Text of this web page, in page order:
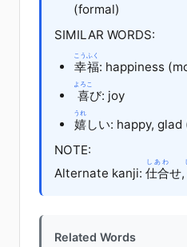
(formal)
SIMILAR WORDS:
幸福
こうふく
: happiness
喜
よろこ
び: joy
嬉
うれ
しい: happy,
NOTE:
Alternate kanji: 仕合
しあわ
せ,
Related Words